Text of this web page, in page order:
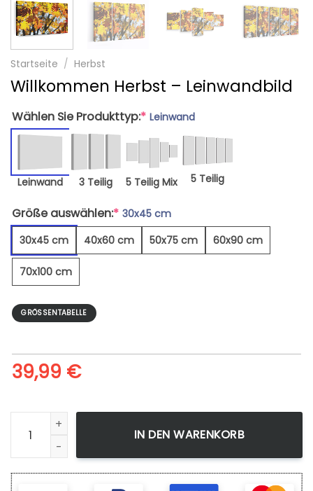
Startseite / Herbst
Willkommen Herbst – Leinwandbild
Wählen Sie Produkttyp:* Leinwand
Leinwand 3 Teilig 5 Teilig Mix 5 Teilig
Größe auswählen:* 30x45 cm
30x45 cm
40x60 cm 50x75 cm 60x90 cm
70x100 cm
GRÖSSENTABELLE
39,99 €
Willkommen Herbst - Leinwandbild Menge
IN DEN WARENKORB